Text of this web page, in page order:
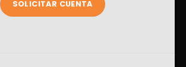
SOLICITAR CUENTA